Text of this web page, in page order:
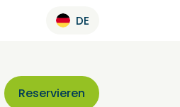
DE
Reservieren